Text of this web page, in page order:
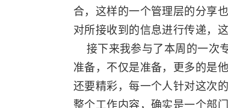
合，这样的一个管理层的分享
对所接收到的信息进行传递，
接下来我参与了本周的一次
准备，不仅是准备，更多的是
还要精彩，每一个人针对这次
整个工作内容，确实是一个部